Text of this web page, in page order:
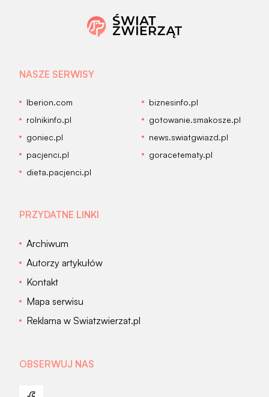
NASZE SERWISY
Iberion.com
biznesinfo.pl
rolnikinfo.pl
gotowanie.smakosze.pl
goniec.pl
news.swiatgwiazd.pl
pacjenci.pl
goracetematy.pl
dieta.pacjenci.pl
PRZYDATNE LINKI
Archiwum
Autorzy artykułów
Kontakt
Mapa serwisu
Reklama w Swiatzwierzat.pl
OBSERWUJ NAS